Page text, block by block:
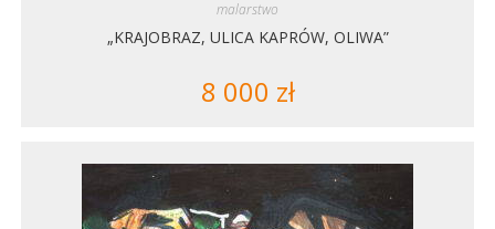
malarstwo
„KRAJOBRAZ, ULICA KAPRÓW, OLIWA”
8 000 zł